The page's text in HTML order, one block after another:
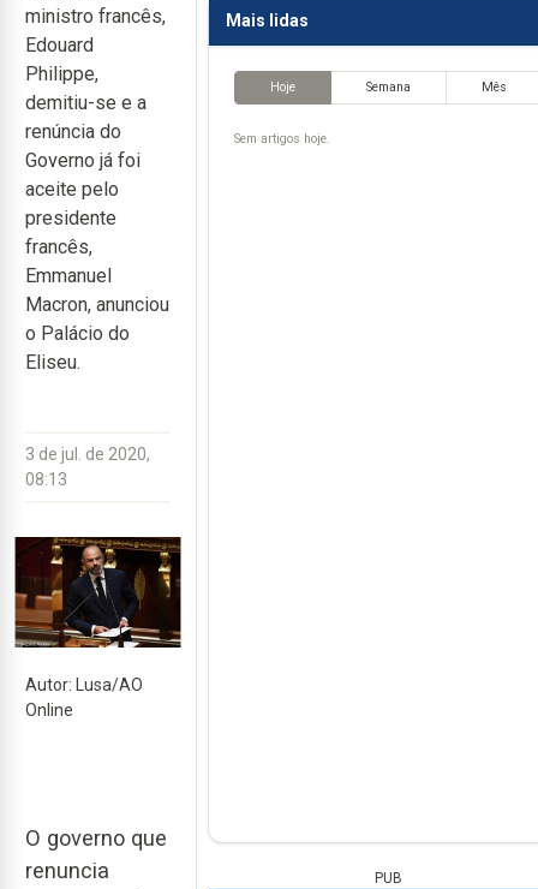
ministro francês,
Edouard
Philippe,
demitiu-se e a
renúncia do
Governo já foi
aceite pelo
presidente
francês,
Emmanuel
Macron, anunciou
o Palácio do
Eliseu.
3 de jul. de 2020,
08:13
Autor: Lusa/AO
Online
O governo que
renuncia
Mais lidas
Hoje Semana Mês
Sem artigos hoje.
PUB